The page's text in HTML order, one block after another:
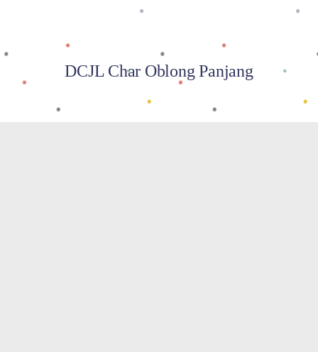
DCJL Char Oblong Panjang